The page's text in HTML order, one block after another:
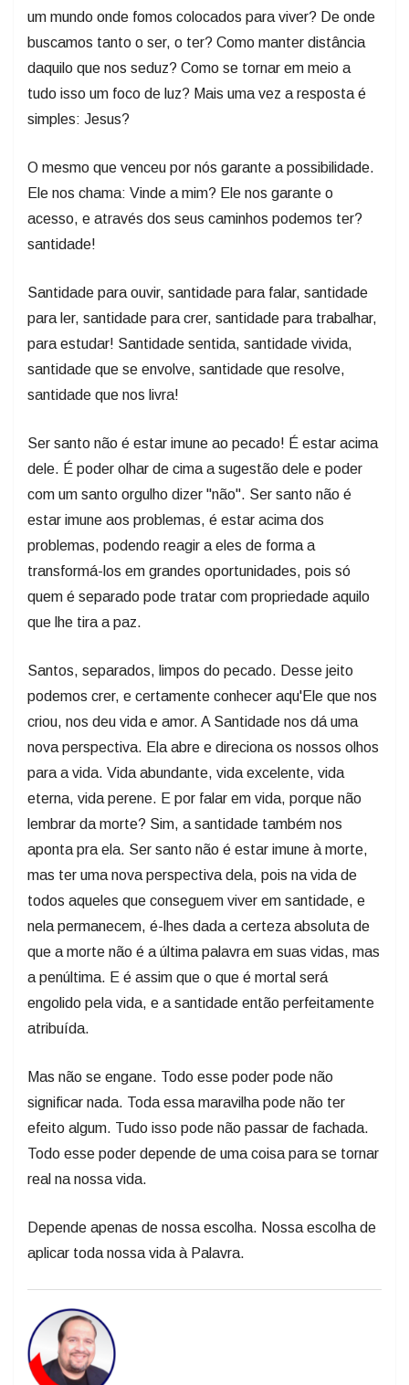
um mundo onde fomos colocados para viver? De onde
buscamos tanto o ser, o ter? Como manter distância
daquilo que nos seduz? Como se tornar em meio a
tudo isso um foco de luz? Mais uma vez a resposta é
simples: Jesus?
O mesmo que venceu por nós garante a possibilidade.
Ele nos chama: Vinde a mim? Ele nos garante o
acesso, e através dos seus caminhos podemos ter?
santidade!
Santidade para ouvir, santidade para falar, santidade
para ler, santidade para crer, santidade para trabalhar,
para estudar! Santidade sentida, santidade vivida,
santidade que se envolve, santidade que resolve,
santidade que nos livra!
Ser santo não é estar imune ao pecado! É estar acima
dele. É poder olhar de cima a sugestão dele e poder
com um santo orgulho dizer "não". Ser santo não é
estar imune aos problemas, é estar acima dos
problemas, podendo reagir a eles de forma a
transformá-los em grandes oportunidades, pois só
quem é separado pode tratar com propriedade aquilo
que lhe tira a paz.
Santos, separados, limpos do pecado. Desse jeito
podemos crer, e certamente conhecer aqu'Ele que nos
criou, nos deu vida e amor. A Santidade nos dá uma
nova perspectiva. Ela abre e direciona os nossos olhos
para a vida. Vida abundante, vida excelente, vida
eterna, vida perene. E por falar em vida, porque não
lembrar da morte? Sim, a santidade também nos
aponta pra ela. Ser santo não é estar imune à morte,
mas ter uma nova perspectiva dela, pois na vida de
todos aqueles que conseguem viver em santidade, e
nela permanecem, é-lhes dada a certeza absoluta de
que a morte não é a última palavra em suas vidas, mas
a penúltima. E é assim que o que é mortal será
engolido pela vida, e a santidade então perfeitamente
atribuída.
Mas não se engane. Todo esse poder pode não
significar nada. Toda essa maravilha pode não ter
efeito algum. Tudo isso pode não passar de fachada.
Todo esse poder depende de uma coisa para se tornar
real na nossa vida.
Depende apenas de nossa escolha. Nossa escolha de
aplicar toda nossa vida à Palavra.